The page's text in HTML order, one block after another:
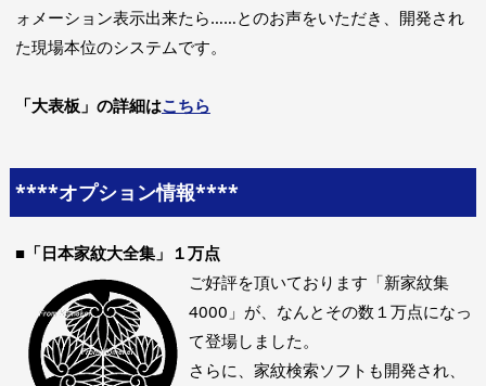
ォメーション表示出来たら……とのお声をいただき、開発され
た現場本位のシステムです。
「大表板」の詳細はこちら
****オプション情報****
■「日本家紋大全集」１万点
ご好評を頂いております「新家紋集
4000」が、なんとその数１万点になっ
て登場しました。
さらに、家紋検索ソフトも開発され、